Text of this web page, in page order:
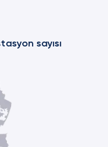
sayısı